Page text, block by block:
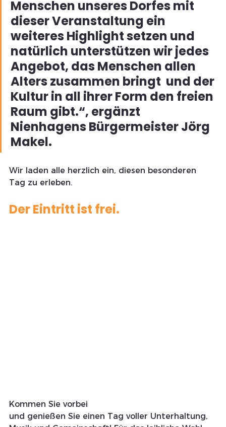
Menschen unseres Dorfes mit
dieser Veranstaltung ein
weiteres Highlight setzen und
natürlich unterstützen wir jedes
Angebot, das Menschen allen
Alters zusammen bringt  und der
Kultur in all ihrer Form den freien
Raum gibt.“, ergänzt
Nienhagens Bürgermeister Jörg
Makel.
Wir laden alle herzlich ein, diesen besonderen
Tag zu erleben.
Der Eintritt ist frei.
Kommen Sie vorbei
und genießen Sie einen Tag voller Unterhaltung,